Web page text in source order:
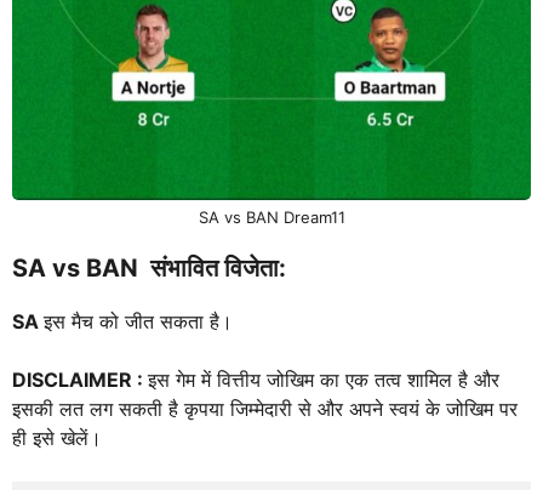
SA vs BAN Dream11
SA vs BAN संभावित विजेता:
SAइस मैच को जीत सकता है।
DISCLAIMER :इस गेम में वित्तीय जोखिम का एक तत्व शामिल है और
इसकी लत लग सकती है कृपया जिम्मेदारी से और अपने स्वयं के जोखिम पर
ही इसे खेलें।